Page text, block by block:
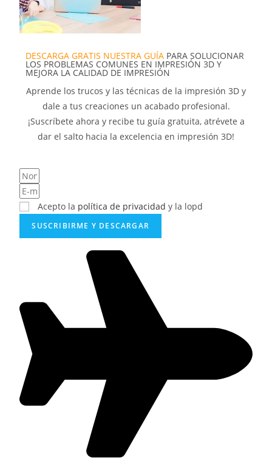
DESCARGA GRATIS NUESTRA GUÍA PARA SOLUCIONAR
LOS PROBLEMAS COMUNES EN IMPRESIÓN 3D Y
MEJORA LA CALIDAD DE IMPRESIÓN
Aprende los trucos y las técnicas de la impresión 3D y
dale a tus creaciones un acabado profesional.
¡Suscríbete ahora y recibe tu guía gratuita, atrévete a
dar el salto hacia la excelencia en impresión 3D!
Acepto la política de privacidad y la lopd
SUSCRIBIRME Y DESCARGAR